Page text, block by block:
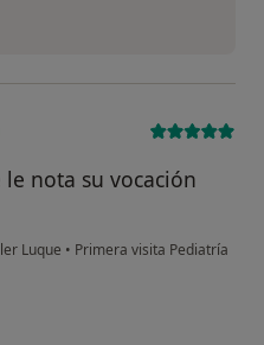
nota su vocación
Luque • Primera visita Pediatría